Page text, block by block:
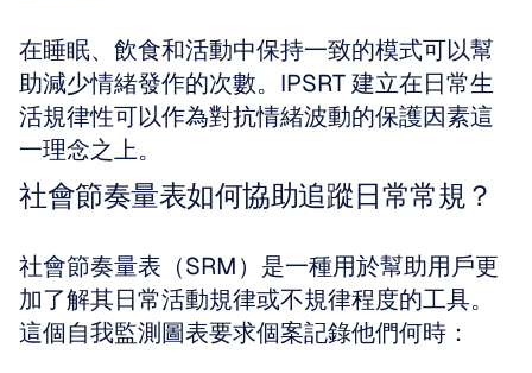
在睡眠、飲食和活動中保持一致的模式可以幫
助減少情緒發作的次數。IPSRT 建立在日常生
活規律性可以作為對抗情緒波動的保護因素這
一理念之上。
社會節奏量表如何協助追蹤日常常規？
社會節奏量表（SRM）是一種用於幫助用戶更
加了解其日常活動規律或不規律程度的工具。
這個自我監測圖表要求個案記錄他們何時：